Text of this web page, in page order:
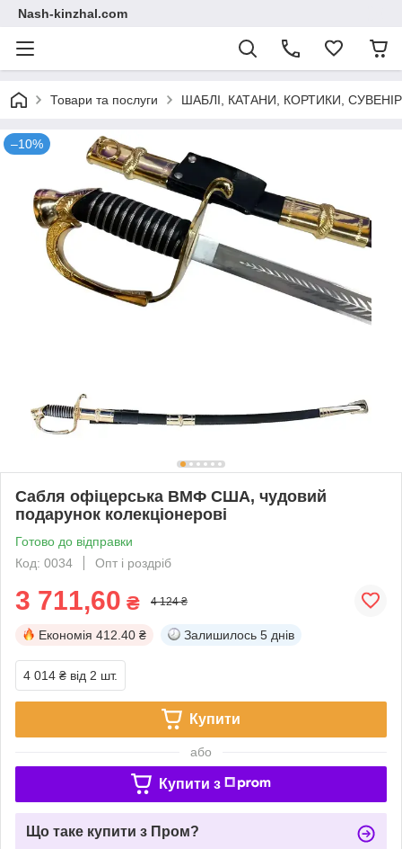
Nash-kinzhal.com
Товари та послуги ШАБЛІ, КАТАНИ, КОРТИКИ,
–10%
Сабля офіцерська ВМФ США, чудовий
подарунок колекціонерові
Готово до відправки
Код: 0034
Опт і роздріб
3 711,60 ₴ 4 124 ₴
Економія 412.40 ₴ Залишилось 5 днів
4 014 ₴ від 2 шт.
Купити
або
Купити з
Що таке купити з Пром?